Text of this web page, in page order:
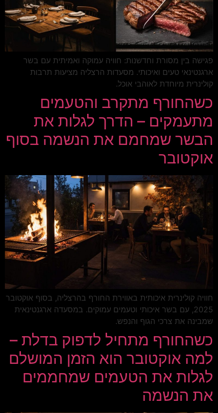
פגישה בין מסורת וחדשנות: חוויה עמוקה ואמיתית עם בשר
ארגנטינאי טעים ואיכותי. מסעדות הרצליה מציעות תרבות
קולינרית מיוחדת לאוהבי אוכל.
כשהחורף מתקרב והטעמים
מתעמקים – הדרך לגלות את
הבשר שמחמם את הנשמה בסוף
אוקטובר
חוויה קולינרית איכותית באווירת החורף בהרצליה, בסוף אוקטובר
2025, עם בשר איכותי וטעמים עמוקים. במסעדה ארגנטינאית
שמבינה את צרכי הגוף והנפש.
כשהחורף מתחיל לדפוק בדלת –
למה אוקטובר הוא הזמן המושלם
לגלות את הטעמים שמחממים
את הנשמה